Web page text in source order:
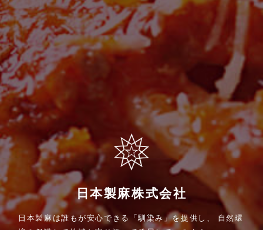
日本製麻株式会社
日本製麻は誰もが安心できる「馴染み」を提供し、
自然環